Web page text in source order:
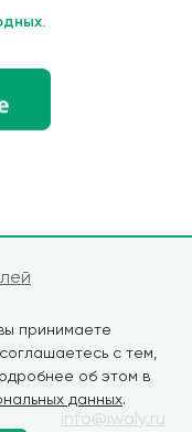
принимаете
соглашаетесь с тем,
об этом в
данных.
info@iwaly.ru